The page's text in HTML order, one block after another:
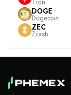
Tron
DOGE
Dogecoin
ZEC
Zcash